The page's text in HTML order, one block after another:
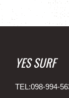
YES SURF
TEL:098-994-